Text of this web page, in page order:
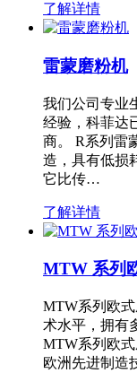
了解详情
雷蒙磨粉机
我们公司专业
经验，科菲达
商。 R系列雷
造，具有低损
它比传…
了解详情
MTW 系列
MTW系列欧
术水平，拥有
MTW系列欧
欧洲先进制造